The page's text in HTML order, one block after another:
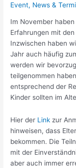
Event, News &
Im November
Erfahrungen mit
Inzwischen haben
Jahr auch häufig
werden wir
teilgenommen
entsprechend der
Kinder sollten im
Hier der Link zur
hinweisen, dass
bekommen. Die
mit der
aber auch immer